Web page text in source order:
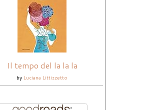
Il tempo del la la la
by Luciana Littizzetto